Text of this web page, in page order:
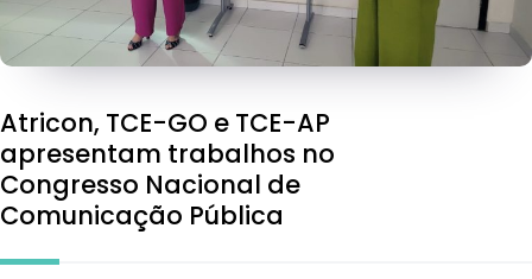
Atricon, TCE-GO e TCE-AP
apresentam trabalhos no
Congresso Nacional de
Comunicação Pública